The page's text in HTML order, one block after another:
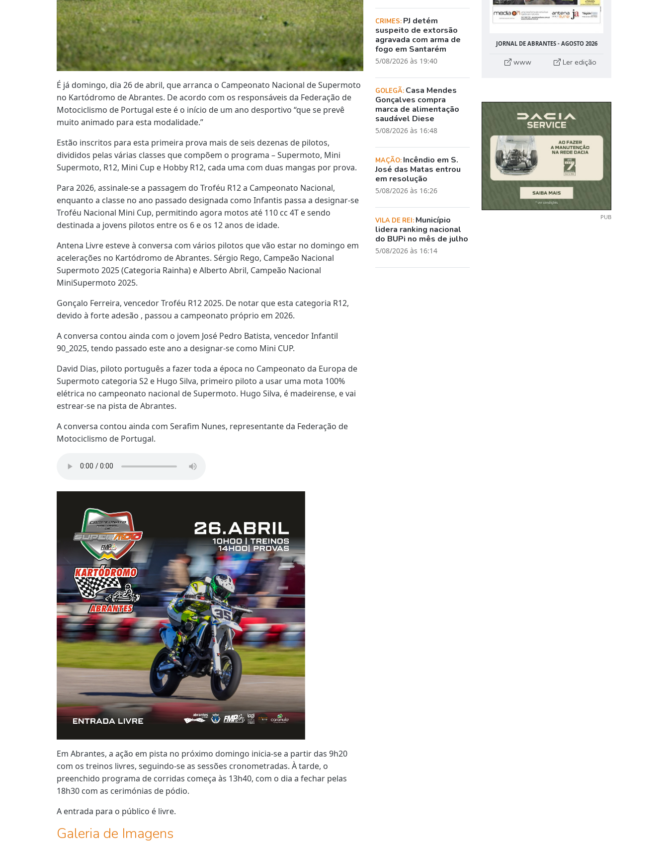
É já domingo, dia 26 de abril, que arranca o Campeonato Nacional de Supermoto
no Kartódromo de Abrantes. De acordo com os responsáveis da Federação de
Motociclismo de Portugal este é o início de um ano desportivo “que se prevê
muito animado para esta modalidade.”
Estão inscritos para esta primeira prova mais de seis dezenas de pilotos,
divididos pelas várias classes que compõem o programa – Supermoto, Mini
Supermoto, R12, Mini Cup e Hobby R12, cada uma com duas mangas por prova.
Para 2026, assinale-se a passagem do Troféu R12 a Campeonato Nacional,
enquanto a classe no ano passado designada como Infantis passa a designar-se
Troféu Nacional Mini Cup, permitindo agora motos até 110 cc 4T e sendo
destinada a jovens pilotos entre os 6 e os 12 anos de idade.
Antena Livre esteve à conversa com vários pilotos que vão estar no domingo em
acelerações no Kartódromo de Abrantes. Sérgio Rego, Campeão Nacional
Supermoto 2025 (Categoria Rainha) e Alberto Abril, Campeão Nacional
MiniSupermoto 2025.
Gonçalo Ferreira, vencedor Troféu R12 2025. De notar que esta categoria R12,
devido à forte adesão , passou a campeonato próprio em 2026.
A conversa contou ainda com o jovem José Pedro Batista, vencedor Infantil
90_2025, tendo passado este ano a designar-se como Mini CUP.
David Dias, piloto português a fazer toda a época no Campeonato da Europa de
Supermoto categoria S2 e Hugo Silva, primeiro piloto a usar uma mota 100%
elétrica no campeonato nacional de Supermoto. Hugo Silva, é madeirense, e vai
estrear-se na pista de Abrantes.
A conversa contou ainda com Serafim Nunes, representante da Federação de
Motociclismo de Portugal.
Em Abrantes, a ação em pista no próximo domingo inicia-se a partir das 9h20
com os treinos livres, seguindo-se as sessões cronometradas. À tarde, o
preenchido programa de corridas começa às 13h40, com o dia a fechar pelas
18h30 com as cerimónias de pódio.
A entrada para o público é livre.
Galeria de Imagens
CRIMES: PJ detém
suspeito de extorsão
agravada com arma de
fogo em Santarém
5/08/2026 às 19:40
GOLEGÃ: Casa Mendes
Gonçalves compra
marca de alimentação
saudável Diese
5/08/2026 às 16:48
MAÇÃO: Incêndio em S.
José das Matas entrou
em resolução
5/08/2026 às 16:26
VILA DE REI: Município
lidera ranking nacional
do BUPi no mês de julho
5/08/2026 às 16:14
JORNAL DE ABRANTES - AGOSTO 2026
www Ler edição
PUB